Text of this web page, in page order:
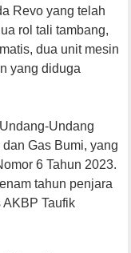
Revo yang telah
rol tali tambang,
dua unit mesin
yang diduga
Undang
Gas Bumi, yang
6 Tahun 2023.
tahun penjara
Taufik